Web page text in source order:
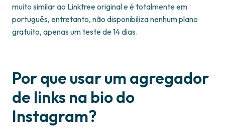
muito similar ao Linktree original e é totalmente em
português, entretanto, não disponibiliza nenhum plano
gratuito, apenas um teste de 14 dias.
Por que usar um agregador
de links na bio do
Instagram?